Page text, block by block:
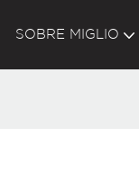
SOBRE MIGLIO